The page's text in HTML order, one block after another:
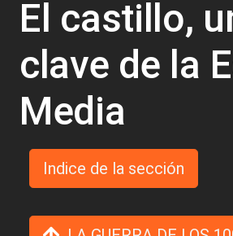
El castillo,
clave de la
Media
Indice de la sección